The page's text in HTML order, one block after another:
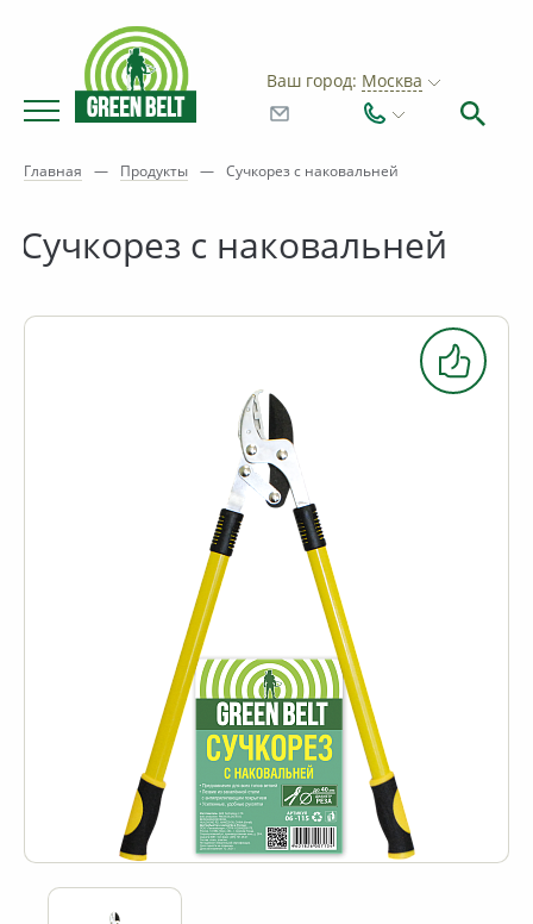
Ваш город: Москва
Главная — Продукты — Сучкорез с наковальней
Сучкорез с наковальней